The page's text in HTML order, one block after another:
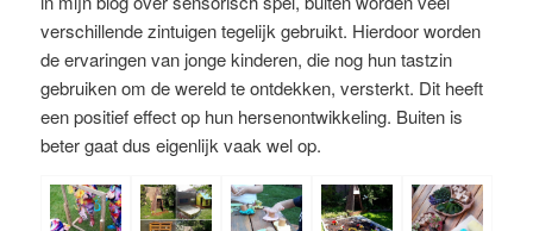
verschillende zintuigen tegelijk gebruikt. Hierdoor worden
de ervaringen van jonge kinderen, die nog hun tastzin
gebruiken om de wereld te ontdekken, versterkt. Dit heeft
een positief effect op hun hersenontwikkeling. Buiten is
beter gaat dus eigenlijk vaak wel op.